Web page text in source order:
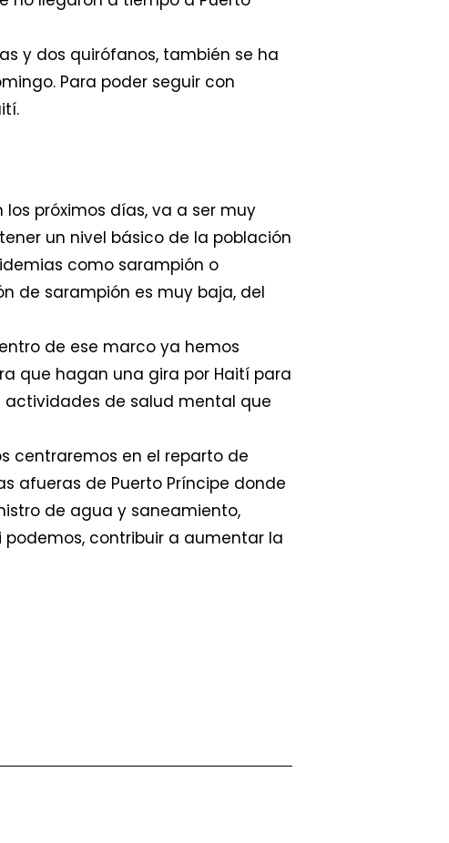
y dos quirófanos, también se ha
Para poder seguir con
próximos días, va a ser muy
un nivel básico de la población
como sarampión o
de sarampión es muy baja, del
de ese marco ya hemos
que hagan una gira por Haití para
actividades de salud mental que
centraremos en el reparto de
afueras de Puerto Príncipe donde
de agua y saneamiento,
contribuir a aumentar la